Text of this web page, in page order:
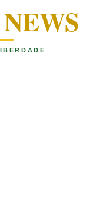
NEWS